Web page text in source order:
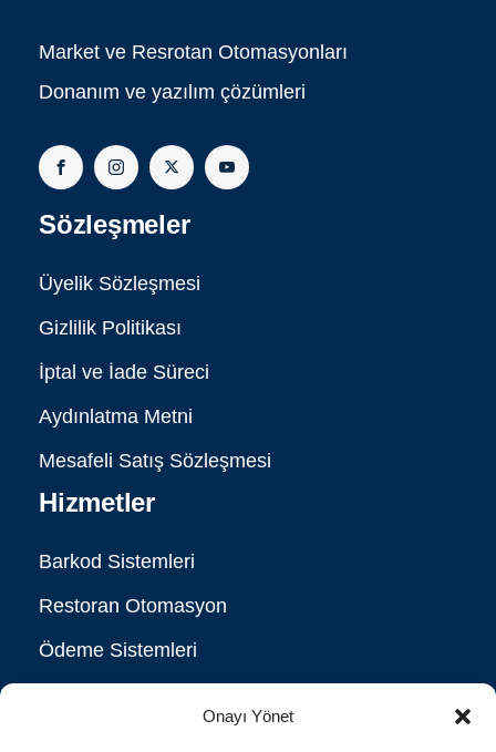
Onayı Yönet
Market ve Resrotan Otomasyonları
Donanım ve yazılım çözümleri
Sözleşmeler
Üyelik Sözleşmesi
Gizlilik Politikası
İptal ve İade Süreci
Aydınlatma Metni
Mesafeli Satış Sözleşmesi
Hizmetler
Barkod Sistemleri
Restoran Otomasyon
Ödeme Sistemleri